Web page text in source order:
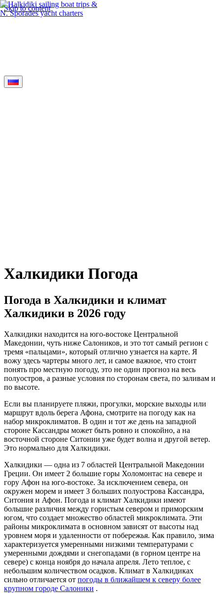
Skip to content
Халкидики Погода
Погода в Халкидики и климат
Халкидики в 2026 году
Халкидики находится на юго-востоке Центральной
Македонии, чуть ниже Салоников, и это тот самый регион с
тремя «пальцами», который отлично узнается на карте. Я
вожу здесь чартеры много лет, и самое важное, что стоит
понять про местную погоду, это не один прогноз на весь
полуостров, а разные условия по сторонам света, по заливам и
по высоте.
Если вы планируете пляжи, прогулки, морские выходы или
маршрут вдоль берега Афона, смотрите на погоду как на
набор микроклиматов. В один и тот же день на западной
стороне Кассандры может быть ровно и спокойно, а на
восточной стороне Ситонии уже будет волна и другой ветер.
Это нормально для Халкидики.
Халкидики — одна из 7 областей Центральной Македонии
Греции. Он имеет 2 большие горы Холомонтас на севере и
гору Афон на юго-востоке. За исключением севера, он
окружен морем и имеет 3 больших полуострова Кассандра,
Ситония и Афон. Погода и климат Халкидики имеют
большие различия между гористым севером и приморским
югом, что создает множество областей микроклимата. Эти
районы микроклимата в основном зависят от высоты над
уровнем моря и удаленности от побережья. Как правило, зима
характеризуется умеренными низкими температурами с
умеренными дождями и снегопадами (в горном центре на
севере) с конца ноября до начала апреля. Лето теплое, с
небольшим количеством осадков. Климат в Халкидиках
сильно отличается от погоды в ближайшем к северу более
крупном городе Салоники .